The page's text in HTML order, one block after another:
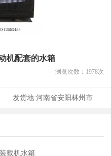
机配套的水箱
浏览次数： 1978次
发货地:河南省安阳林州市
载机水箱